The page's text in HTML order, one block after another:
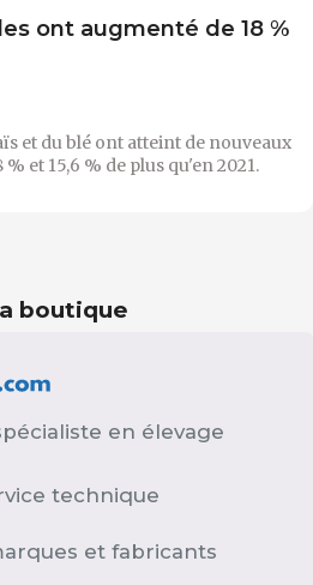
ont augmenté de 18 %
et du blé ont atteint de nouveaux
et 15,6 % de plus qu'en 2021.
boutique
en élevage
technique
et fabricants